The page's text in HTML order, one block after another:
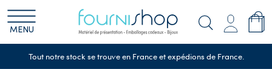
MENU
Tout notre stock se trouve en France et expédions de France.